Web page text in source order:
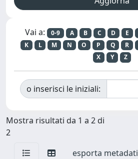
Vai a: 0-9 A B C D E
K
L M N O P Q R
X
Y Z
o inserisci le iniziali:
Mostra risultati da 1 a 2 di
2
esporta metadati